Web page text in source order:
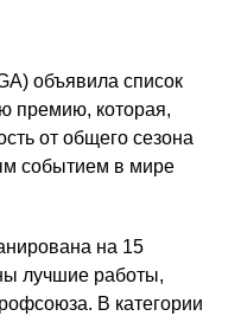
объявила список
премию, которая,
от общего сезона
событием в мире
на 15
лучшие работы,
В категории